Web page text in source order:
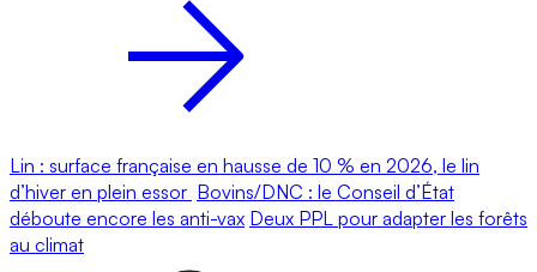
Lin : surface française en hausse de 10 % en 2026, le lin
d’hiver en plein essor Bovins/DNC : le Conseil d’État
déboute encore les anti-vax Deux PPL pour adapter les forêts
au climat